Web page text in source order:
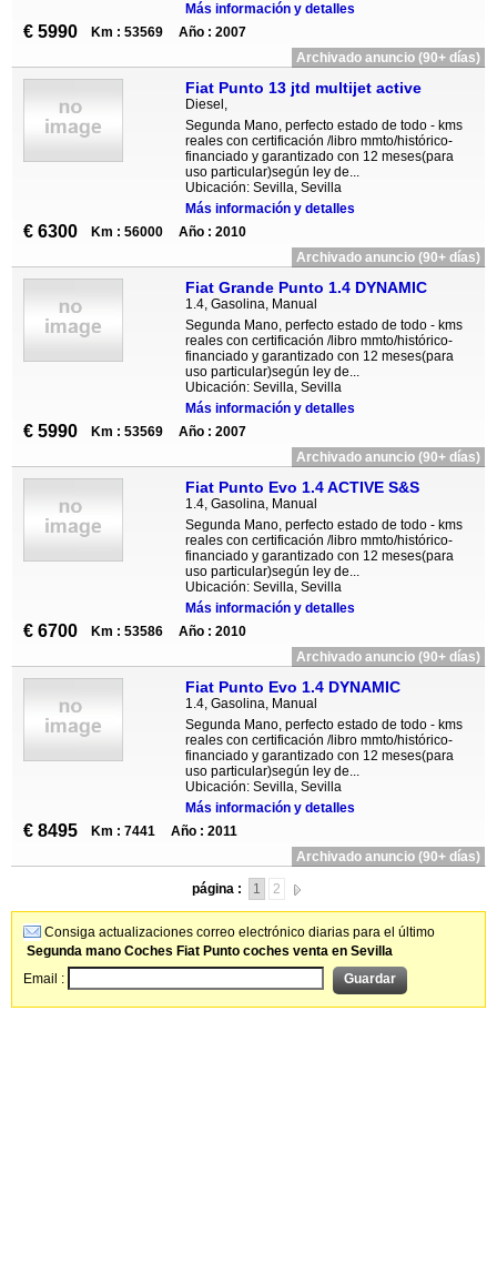
Más información y detalles
€ 5990 Km : 53569
Año : 2007
Archivado anuncio (90+ días)
Fiat Punto 13 jtd multijet active
Diesel,
Segunda Mano, perfecto estado de todo - kms
reales con certificación /libro mmto/histórico-
financiado y garantizado con 12 meses(para
uso particular)según ley de...
Ubicación: Sevilla, Sevilla
Más información y detalles
€ 6300 Km : 56000
Año : 2010
Archivado anuncio (90+ días)
Fiat Grande Punto 1.4 DYNAMIC
1.4, Gasolina, Manual
Segunda Mano, perfecto estado de todo - kms
reales con certificación /libro mmto/histórico-
financiado y garantizado con 12 meses(para
uso particular)según ley de...
Ubicación: Sevilla, Sevilla
Más información y detalles
€ 5990 Km : 53569
Año : 2007
Archivado anuncio (90+ días)
Fiat Punto Evo 1.4 ACTIVE S&S
1.4, Gasolina, Manual
Segunda Mano, perfecto estado de todo - kms
reales con certificación /libro mmto/histórico-
financiado y garantizado con 12 meses(para
uso particular)según ley de...
Ubicación: Sevilla, Sevilla
Más información y detalles
€ 6700 Km : 53586
Año : 2010
Archivado anuncio (90+ días)
Fiat Punto Evo 1.4 DYNAMIC
1.4, Gasolina, Manual
Segunda Mano, perfecto estado de todo - kms
reales con certificación /libro mmto/histórico-
financiado y garantizado con 12 meses(para
uso particular)según ley de...
Ubicación: Sevilla, Sevilla
Más información y detalles
€ 8495 Km : 7441
Año : 2011
Archivado anuncio (90+ días)
página : 1 2
Consiga actualizaciones correo electrónico diarias para el último
Segunda mano Coches Fiat Punto coches venta en Sevilla
Email :